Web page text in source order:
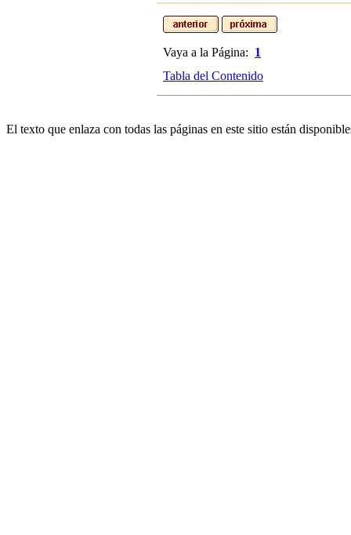
Vaya a la Página: 1
Tabla del Contenido
El texto que enlaza con todas las páginas en este sitio están